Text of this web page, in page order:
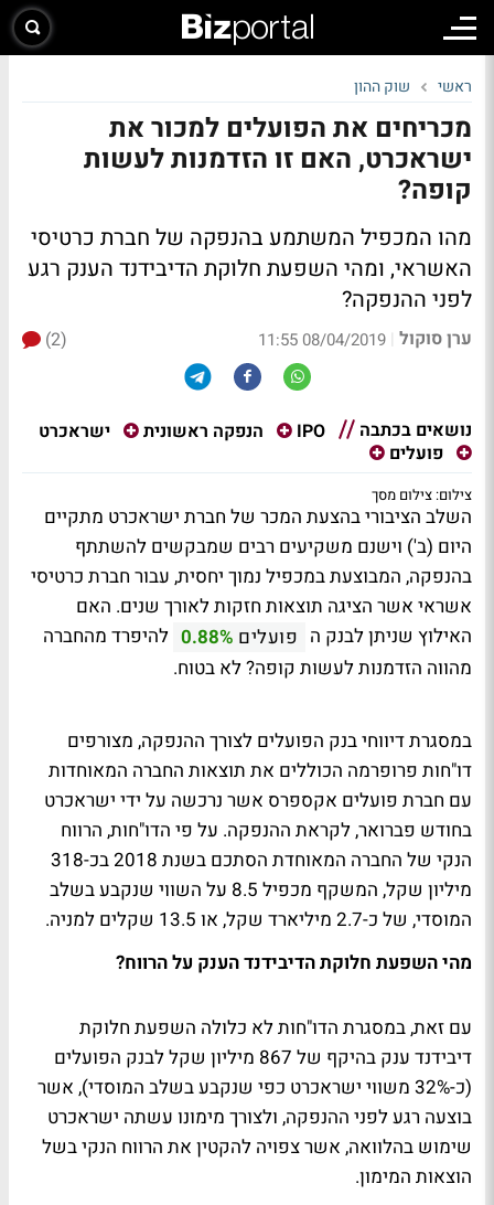
ראשי שוק ההון
מכריחים את הפועלים למכור את
ישראכרט, האם זו הזדמנות לעשות
קופה?
מהו המכפיל המשתמע בהנפקה של חברת כרטיסי
האשראי, ומהי השפעת חלוקת הדיבידנד הענק רגע
לפני ההנפקה?
ערן סוקול |
08/04/2019 11:55
(2)
נושאים בכתבה IPO הנפקה ראשונית
ישראכרט
פועלים
צילום: צילום מסך
השלב הציבורי בהצעת המכר של חברת ישראכרט מתקיים
היום (ב') וישנם משקיעים רבים שמבקשים להשתתף
בהנפקה, המבוצעת במכפיל נמוך יחסית, עבור חברת כרטיסי
אשראי אשר הציגה תוצאות חזקות לאורך שנים. האם
האילוץ שניתן לבנק ה פועלים 0.88% להיפרד מהחברה
מהווה הזדמנות לעשות קופה? לא בטוח.
במסגרת דיווחי בנק הפועלים לצורך ההנפקה, מצורפים
דו"חות פרופרמה הכוללים את תוצאות החברה המאוחדות
עם חברת פועלים אקספרס אשר נרכשה על ידי ישראכרט
בחודש פברואר, לקראת ההנפקה. על פי הדו"חות, הרווח
הנקי של החברה המאוחדת הסתכם בשנת 2018 בכ-318
מיליון שקל, המשקף מכפיל 8.5 על השווי שנקבע בשלב
המוסדי, של כ-2.7 מיליארד שקל, או 13.5 שקלים למניה.
מהי השפעת חלוקת הדיבידנד הענק על הרווח?
עם זאת, במסגרת הדו"חות לא כלולה השפעת חלוקת
דיבידנד ענק בהיקף של 867 מיליון שקל לבנק הפועלים
(כ-32% משווי ישראכרט כפי שנקבע בשלב המוסדי), אשר
בוצעה רגע לפני ההנפקה, ולצורך מימונו עשתה ישראכרט
שימוש בהלוואה, אשר צפויה להקטין את הרווח הנקי בשל
הוצאות המימון.